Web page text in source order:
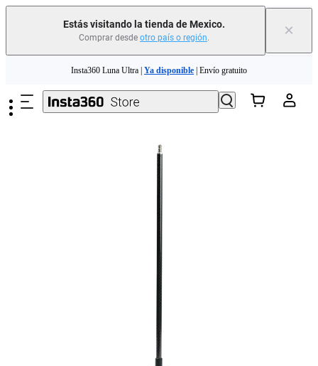
Estás visitando la tienda de Mexico.
Comprar desde otro país o región. ×
Insta360 Luna Ultra |Ya disponible| Envío gratuito
Insta360 Luna Ultra | Ya disponible | Envío gratuito